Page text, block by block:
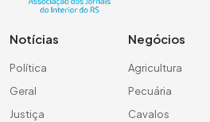
Notícias
Política
Geral
Justiça
Negócios
Agricultura
Pecuária
Cavalos